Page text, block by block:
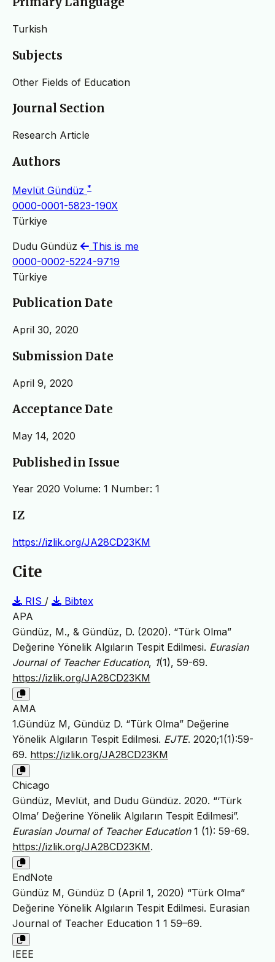
Turkish
Subjects
Other Fields of Education
Journal Section
Research Article
Authors
Mevlüt Gündüz *
0000-0001-5823-190X
Türkiye
Dudu Gündüz
This is me
0000-0002-5224-9719
Türkiye
Publication Date
April 30, 2020
Submission Date
April 9, 2020
Acceptance Date
May 14, 2020
Published in Issue
Year 2020 Volume: 1 Number: 1
IZ
https://izlik.org/JA28CD23KM
Cite
RIS /
Bibtex
APA
Gündüz, M., & Gündüz, D. (2020). “Türk Olma”
Değerine Yönelik Algıların Tespit Edilmesi. Eurasian
Journal of Teacher Education, 1(1), 59-69.
https://izlik.org/JA28CD23KM
AMA
1.Gündüz M, Gündüz D. “Türk Olma” Değerine
Yönelik Algıların Tespit Edilmesi. EJTE. 2020;1(1):59-
69. https://izlik.org/JA28CD23KM
Chicago
Gündüz, Mevlüt, and Dudu Gündüz. 2020. “‘Türk
Olma’ Değerine Yönelik Algıların Tespit Edilmesi”.
Eurasian Journal of Teacher Education1 (1): 59-69.
https://izlik.org/JA28CD23KM.
EndNote
Gündüz M, Gündüz D (April 1, 2020) “Türk Olma”
Değerine Yönelik Algıların Tespit Edilmesi. Eurasian
Journal of Teacher Education 1 1 59–69.
IEEE